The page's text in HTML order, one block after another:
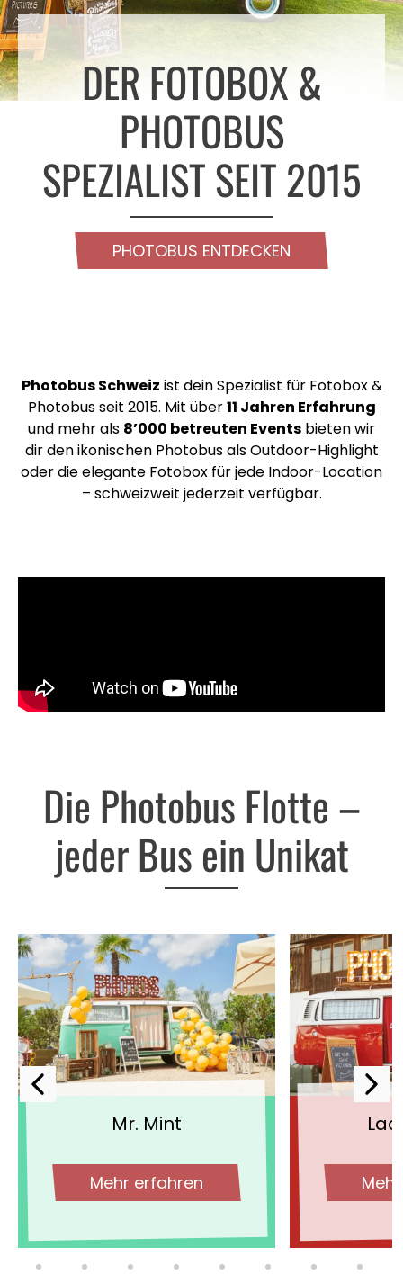
Hintergründe
Printlayouts
Branding
Requisiten
FAQ
Preise
Referenzen
Merchandise
Login
DER FOTOBOX &
PHOTOBUS
SPEZIALIST SEIT 2015
PHOTOBUS ENTDECKEN
Photobus Schweiz ist dein Spezialist für Fotobox &
Photobus seit 2015. Mit über11 Jahren Erfahrung
und mehr als 8’000 betreuten Events bieten wir
dir den ikonischen Photobus als Outdoor-Highlight
oder die elegante Fotobox für jede Indoor-Location
– schweizweit jederzeit verfügbar.
Die Photobus Flotte –
jeder Bus ein Unikat
Mr. Mint
Mehr erfahren